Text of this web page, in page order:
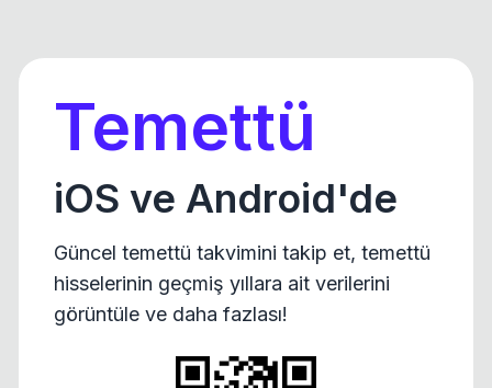
Temettü
iOS ve Android'de
Güncel temettü takvimini takip et, temettü
hisselerinin geçmiş yıllara ait verilerini
görüntüle ve daha fazlası!